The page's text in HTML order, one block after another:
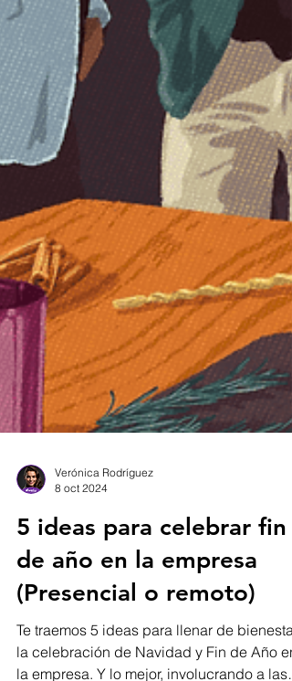
8 oct 2024
5 ideas para celebrar fin
de año en la empresa
(Presencial o remoto)
Te traemos 5 ideas para llenar de bienestar